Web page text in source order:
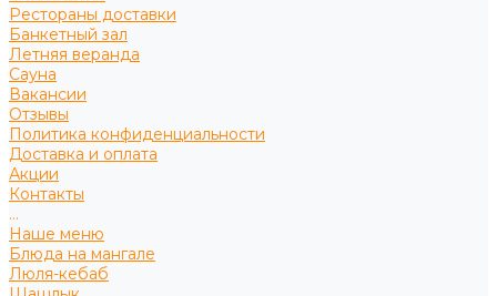
Рестораны доставки
Банкетный зал
Летняя веранда
Сауна
Вакансии
Отзывы
Политика конфиденциальности
Доставка и оплата
Акции
Контакты
...
Наше меню
Блюда на мангале
Люля-кебаб